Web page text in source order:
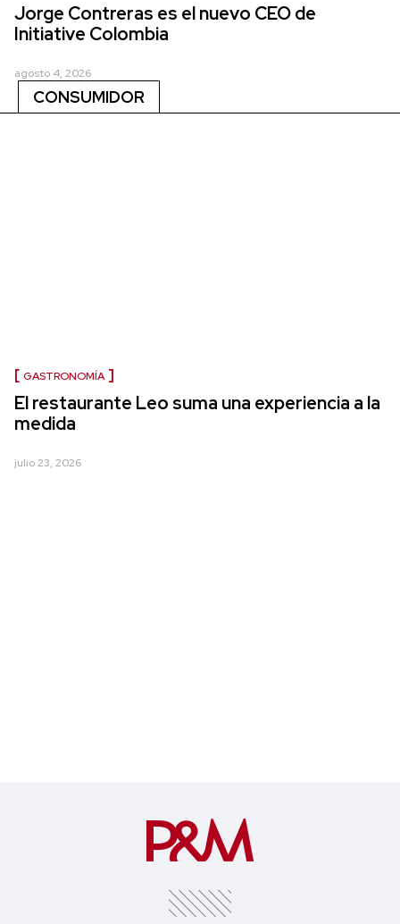
Jorge Contreras es el nuevo CEO de
Initiative Colombia
agosto 4, 2026
CONSUMIDOR
GASTRONOMÍA
El restaurante Leo suma una experiencia a la
medida
julio 23, 2026